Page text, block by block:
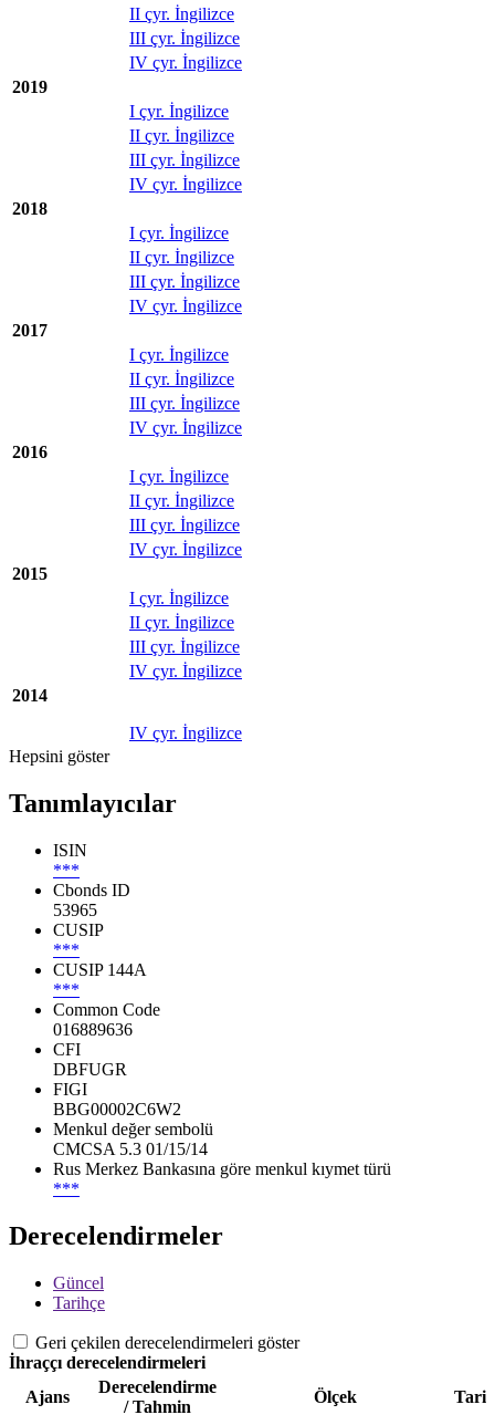
II çyr. İngilizce
III çyr. İngilizce
IV çyr. İngilizce
2019
I çyr. İngilizce
II çyr. İngilizce
III çyr. İngilizce
IV çyr. İngilizce
2018
I çyr. İngilizce
II çyr. İngilizce
III çyr. İngilizce
IV çyr. İngilizce
2017
I çyr. İngilizce
II çyr. İngilizce
III çyr. İngilizce
IV çyr. İngilizce
2016
I çyr. İngilizce
II çyr. İngilizce
III çyr. İngilizce
IV çyr. İngilizce
2015
I çyr. İngilizce
II çyr. İngilizce
III çyr. İngilizce
IV çyr. İngilizce
2014
IV çyr. İngilizce
Hepsini göster
Tanımlayıcılar
ISIN
***
Cbonds ID
53965
CUSIP
***
CUSIP 144A
***
Common Code
016889636
CFI
DBFUGR
FIGI
BBG00002C6W2
Menkul değer sembolü
CMCSA 5.3 01/15/14
Rus Merkez Bankasına göre menkul kıymet türü
***
Derecelendirmeler
Güncel
Tarihçe
Geri çekilen derecelendirmeleri göster
İhraççı derecelendirmeleri
Ajans
Derecelendirme
/ Tahmin
Ölçek Tarih